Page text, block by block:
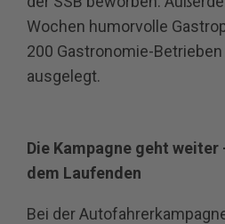
Wochen humorvolle
200 Gastronomie-
ausgelegt.
Die Kampagne geht weiter
dem Laufenden
Bei der